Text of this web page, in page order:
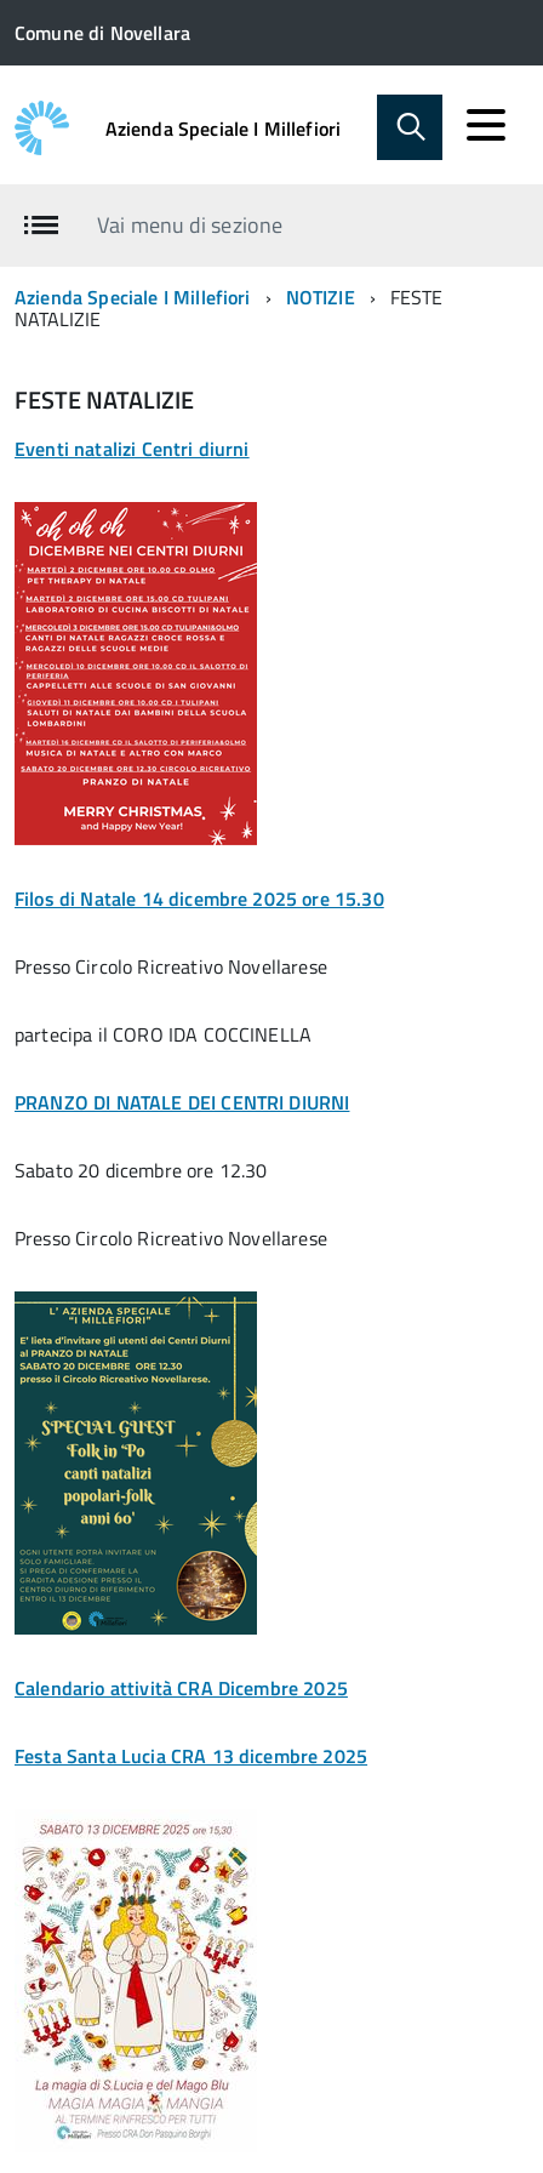
Comune di Novellara
Azienda Speciale I Millefiori
Vai menu di sezione
Azienda Speciale I Millefiori NOTIZIE FESTE
NATALIZIE
FESTE NATALIZIE
Eventi natalizi Centri diurni
Filos di Natale 14 dicembre 2025 ore 15.30
Presso Circolo Ricreativo Novellarese
partecipa il CORO IDA COCCINELLA
PRANZO DI NATALE DEI CENTRI DIURNI
Sabato 20 dicembre ore 12.30
Presso Circolo Ricreativo Novellarese
Calendario attività CRA Dicembre 2025
Festa Santa Lucia CRA 13 dicembre 2025